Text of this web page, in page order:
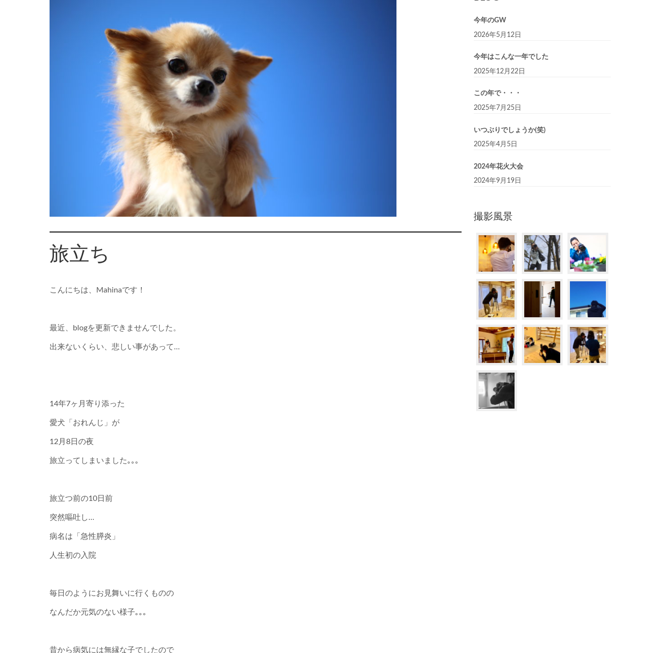
旅立ち
こんにちは、Mahinaです！
最近、blogを更新できませんでした。
出来ないくらい、悲しい事があって…
14年7ヶ月寄り添った
愛犬「おれんじ」が
12月8日の夜
旅立ってしまいました｡｡｡
旅立つ前の10日前
突然嘔吐し…
病名は「急性膵炎」
人生初の入院
毎日のようにお見舞いに行くものの
なんだか元気のない様子｡｡｡
昔から病気には無縁な子でしたので
今年のGW
2026年5月12日
今年はこんな一年でした
2025年12月22日
この年で・・・
2025年7月25日
いつぶりでしょうか(笑)
2025年4月5日
2024年花火大会
2024年9月19日
撮影風景